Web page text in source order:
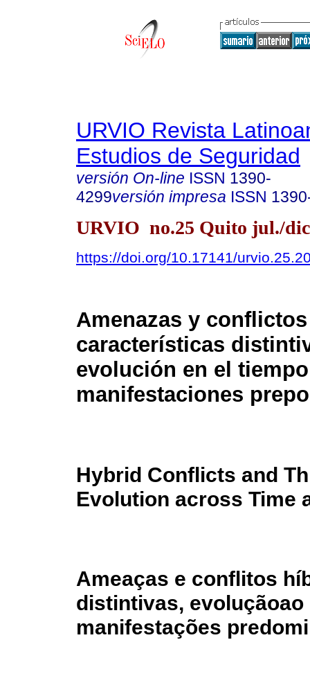
URVIO Revista
Estudios de Seguridad
versión On-line ISSN 1390-
4299versión impresa ISSN
URVIO no.25 Quito jul./
https://doi.org/10.17141/
Amenazas y
características
evolución en el
manifestaciones
Hybrid Conflicts and
Evolution across Time
Ameaças e conflitos
distintivas, evoluçãoao
manifestações